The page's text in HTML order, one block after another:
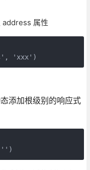
address 属性
'xxx')
添加根级别的响应式
'')